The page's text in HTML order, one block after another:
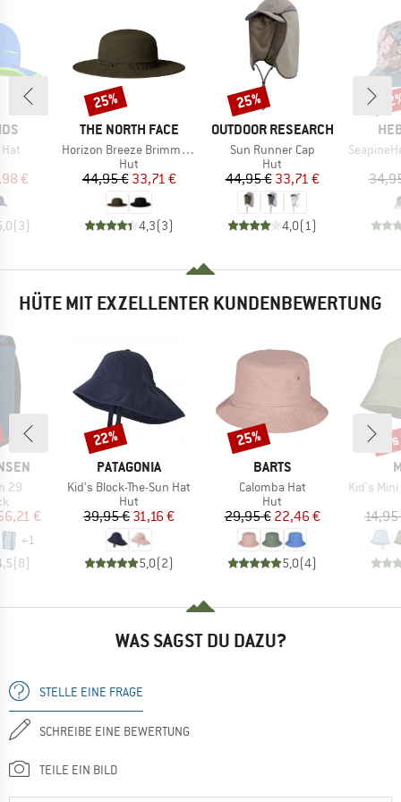
Preis
€
(3)
MARKE
THE NORTH FACE
Artikel
Horizon Breeze Brimmer Hat
Produktgruppe
Hut
Preis
44,95 €reduzierter Preis
33,71 €
4,3(3)
Rabatt
25%
MARKE
OUTDOOR RESEARCH
Artikel
Sun Runner Cap
Produktgruppe
Hut
Preis
44,95 €reduzierter Preis
33,71 €
4,0(1 )
Rabatt
25%
Artikel
SeapineHe.
HÜTE MIT EXZELLENTER KUNDENBEWERTUNG
29
Preis
€
+1
(8)
MARKE
PATAGONIA
Artikel
Kid's Block-The-Sun Hat
Produktgruppe
Hut
Preis
39,95 €reduzierter Preis
31,16 €
5,0(2)
Rabatt
22%
MARKE
BARTS
Artikel
Calomba Hat
Produktgruppe
Hut
Preis
29,95 €reduzierter Preis
22,46 €
5,0(4)
Rabatt
25%
Artikel
Kid's Mini
14,95
WAS SAGST DU DAZU?
STELLE EINE FRAGE
SCHREIBE EINE BEWERTUNG
TEILE EIN BILD